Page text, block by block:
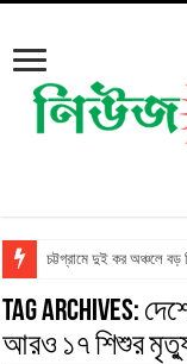
চট্টগ্রামে দুই কর অঞ্চলে
Tag Archives:
আরও ১৭ শিশুর